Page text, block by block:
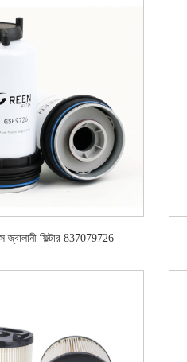
জ্বালানী ফিল্টার 837079726